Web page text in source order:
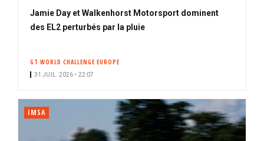
Jamie Day et Walkenhorst Motorsport dominent
des EL2 perturbés par la pluie
GT WORLD CHALLENGE EUROPE
31 JUIL. 2026 • 22:07
IMSA